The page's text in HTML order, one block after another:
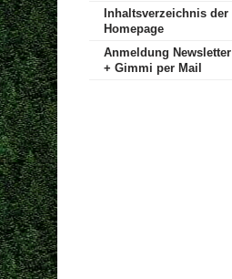
Inhaltsverzeichnis der
Homepage
Anmeldung Newsletter
+ Gimmi per Mail